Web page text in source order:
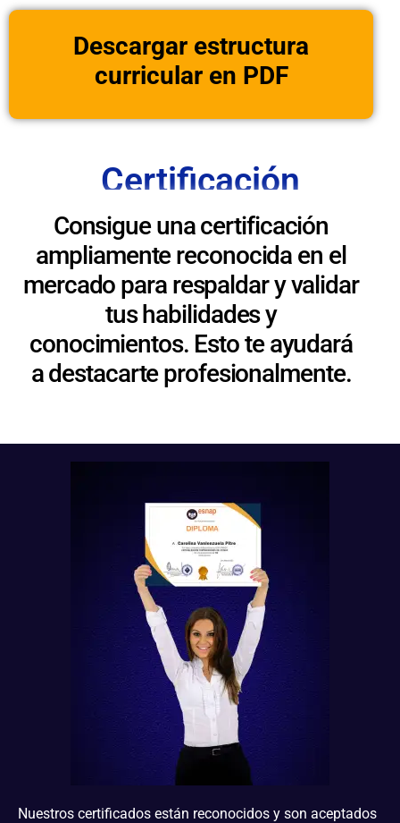
Descargar estructura
curricular en PDF
Certificación
Consigue una certificación
ampliamente reconocida en el
mercado para respaldar y validar
tus habilidades y
conocimientos. Esto te ayudará
a destacarte profesionalmente.
Nuestros certificados están reconocidos y son aceptados